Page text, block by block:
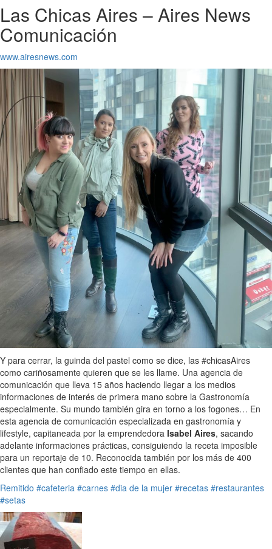
Las Chicas Aires – Aires News
Comunicación
www.airesnews.com
Y para cerrar, la guinda del pastel como se dice, las #chicasAires
como cariñosamente quieren que se les llame. Una agencia de
comunicación que lleva 15 años haciendo llegar a los medios
informaciones de interés de primera mano sobre la Gastronomía
especialmente. Su mundo también gira en torno a los fogones… En
esta agencia de comunicación especializada en gastronomía y
lifestyle, capitaneada por la emprendedora Isabel Aires, sacando
adelante informaciones prácticas, consiguiendo la receta imposible
para un reportaje de 10. Reconocida también por los más de 400
clientes que han confiado este tiempo en ellas.
Remitido #cafeteria #carnes #dia de la mujer #recetas #restaurantes
#setas